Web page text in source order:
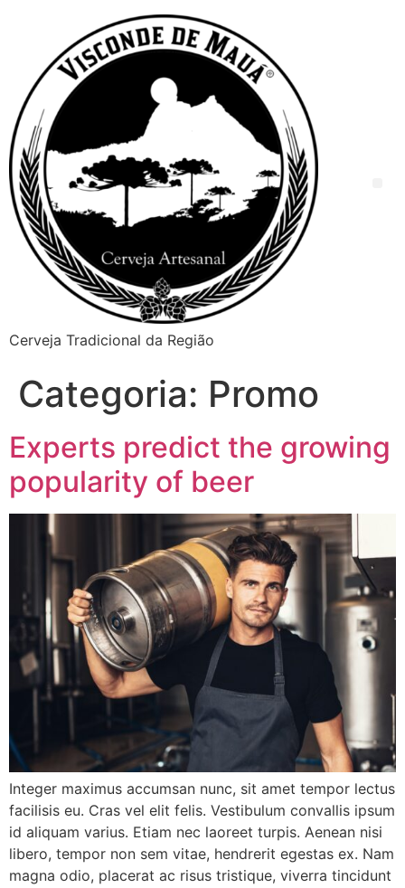
Cerveja Tradicional da Região
Categoria: Promo
Experts predict the growing
popularity of beer
Integer maximus accumsan nunc, sit amet tempor lectus
facilisis eu. Cras vel elit felis. Vestibulum convallis ipsum
id aliquam varius. Etiam nec laoreet turpis. Aenean nisi
libero, tempor non sem vitae, hendrerit egestas ex. Nam
magna odio, placerat ac risus tristique, viverra tincidunt